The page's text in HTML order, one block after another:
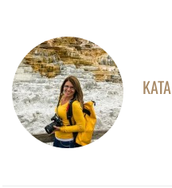
KATA